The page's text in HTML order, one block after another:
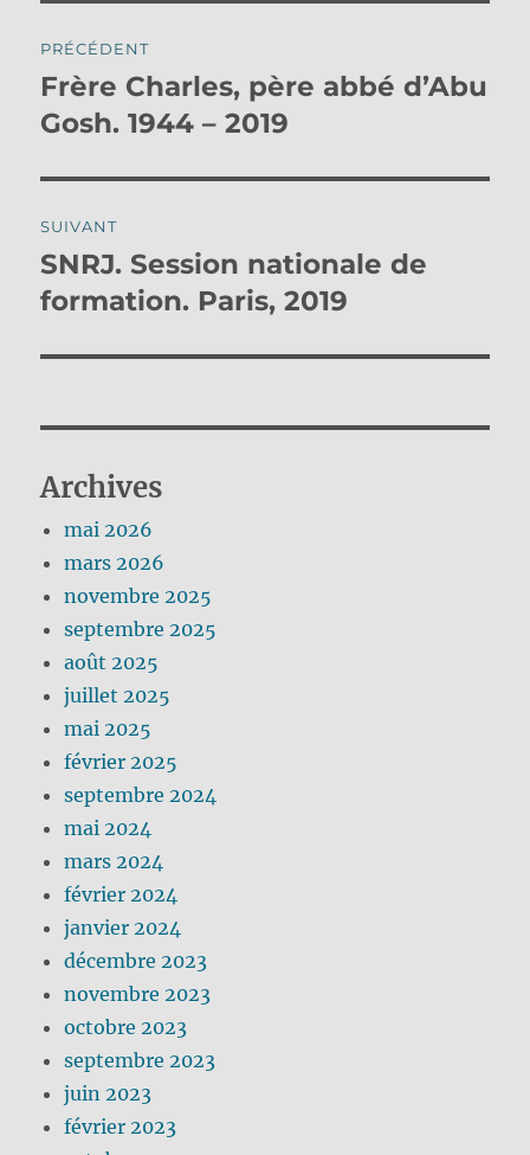
de
l’article
PRÉCÉDENT
Publication
précédente :
Frère Charles, père abbé d’Abu
Gosh. 1944 – 2019
SUIVANT
Publication
suivante :
SNRJ. Session nationale de
formation. Paris, 2019
Archives
mai 2026
mars 2026
novembre 2025
septembre 2025
août 2025
juillet 2025
mai 2025
février 2025
septembre 2024
mai 2024
mars 2024
février 2024
janvier 2024
décembre 2023
novembre 2023
octobre 2023
septembre 2023
juin 2023
février 2023